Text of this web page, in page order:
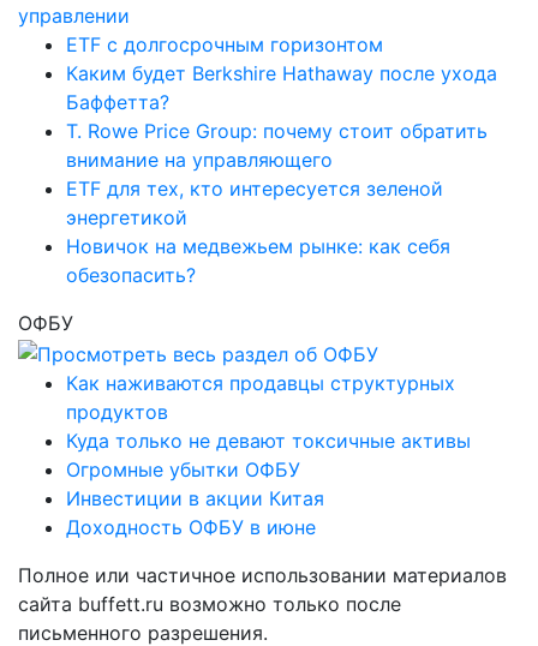
ETF с долгосрочным горизонтом
Каким будет Berkshire Hathaway после ухода
Баффетта?
T. Rowe Price Group: почему стоит обратить
внимание на управляющего
ETF для тех, кто интересуется зеленой
энергетикой
Новичок на медвежьем рынке: как себя
обезопасить?
ОФБУ
Как наживаются продавцы структурных
продуктов
Куда только не девают токсичные активы
Огромные убытки ОФБУ
Инвестиции в акции Китая
Доходность ОФБУ в июне
Полное или частичное использовании материалов
сайта buffett.ru возможно только после
письменного разрешения.